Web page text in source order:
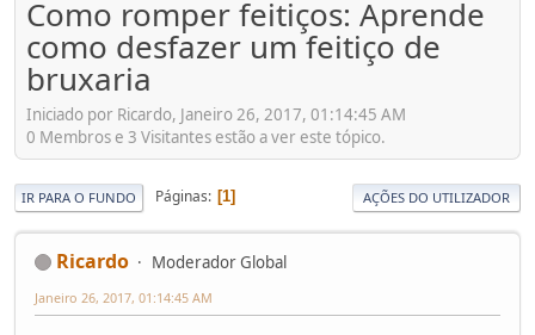
Como romper feitiços: Aprende
como desfazer um feitiço de
bruxaria
Iniciado por Ricardo, Janeiro 26, 2017, 01:14:45 AM
0 Membros e 3 Visitantes estão a ver este tópico.
IR PARA O FUNDO Páginas 1 AÇÕES DO UTILIZADOR
Ricardo Moderador Global
Janeiro 26, 2017, 01:14:45 AM